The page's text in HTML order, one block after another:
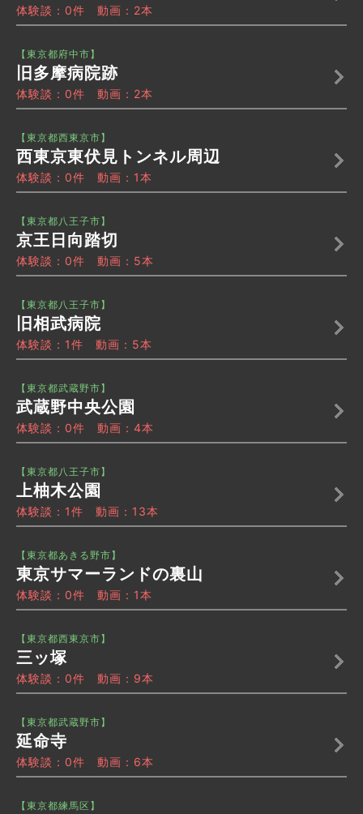
体験談：0件 動画：2本
【東京都府中市】
旧多摩病院跡
体験談：0件 動画：2本
【東京都西東京市】
西東京東伏見トンネル周辺
体験談：0件 動画：1本
【東京都八王子市】
京王日向踏切
体験談：0件 動画：5本
【東京都八王子市】
旧相武病院
体験談：1件 動画：5本
【東京都武蔵野市】
武蔵野中央公園
体験談：0件 動画：4本
【東京都八王子市】
上柚木公園
体験談：1件 動画：13本
【東京都あきる野市】
東京サマーランドの裏山
体験談：0件 動画：1本
【東京都西東京市】
三ッ塚
体験談：0件 動画：9本
【東京都武蔵野市】
延命寺
体験談：0件 動画：6本
【東京都練馬区】